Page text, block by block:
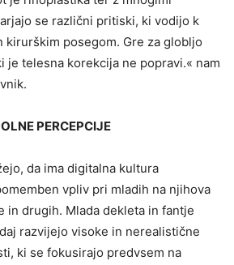
se različni pritiski, ki vodijo k
kirurškim posegom. Gre za globljo
je telesna korekcija ne popravi.« nam
PERCEPCIJE
da ima digitalna kultura
vpliv pri mladih na njihova
in drugih. Mlada dekleta in fantje
razvijejo visoke in nerealistične
ki se fokusirajo predvsem na